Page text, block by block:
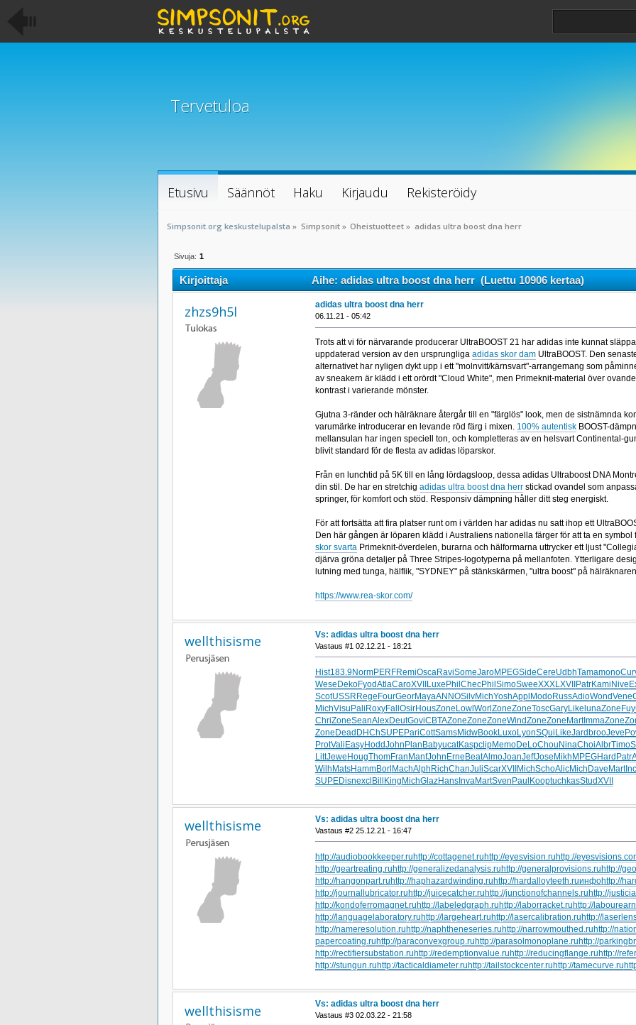
Tervetuloa
Etusivu Säännöt Haku Kirjaudu Rekisteröidy
Simpsonit.org keskustelupalsta » Simpsonit» Oheistuotteet » adidas ultra boost dna herr
Sivuja: 1
Kirjoittaja Aihe: adidas ultra boost dna herr (Luettu 10906 kertaa)
zhzs9h5l adidas ultra boost dna herr
06.11.21 - 05:42
Trots att vi för närvarande producerar UltraBOOST 21 har adidas inte kunnat
uppdaterad version av den ursprungliga adidas skor damUltraBOOST. Den
alternativet har nyligen dykt upp i ett "molnvitt/kärnsvart"-arrangemang som
av sneakern är klädd i ett orördt "Cloud White", men Primeknit-material över
kontrast i varierande mönster.
Gjutna 3-ränder och hälräknare återgår till en "färglös" look, men de sistnämnda
varumärke introducerar en levande röd färg i mixen. 100% autentiskBOOST-
mellansulan har ingen speciell ton, och kompletteras av en helsvart Continental-
blivit standard för de flesta av adidas löparskor.
Från en lunchtid på 5K till en lång lördagsloop, dessa adidas Ultraboost DNA
din stil. De har en stretchig adidas ultra boost dna herrstickad ovandel som
springer, för komfort och stöd. Responsiv dämpning håller ditt steg energiskt.
För att fortsätta att fira platser runt om i världen har adidas nu satt ihop ett
Den här gången är löparen klädd i Australiens nationella färger för att ta en symbol
skor svartaPrimeknit-överdelen, burarna och hälformarna uttrycker ett ljust
djärva gröna detaljer på Three Stripes-logotyperna på mellanfoten. Ytterligare
lutning med tunga, hälflik, "SYDNEY" på stänkskärmen, "ultra boost" på
https://www.rea-skor.com/
wellthisisme Vs: adidas ultra boost dna herr
Vastaus #1 02.12.21 - 18:21
Hist183.9NormPERFRemiOscaRaviSomeJaroMPEGSideCereUdbhTamamono
WeseDekoFyodAtlaCaroXVIILuxePhilChecPhilSimoSweeXXXL XVIIPatrKamiNive
ScotUSSRRegeFourGeorMayaANNOSilvMichYoshApplModoRussAdioWondVene
MichVisuPaliRoxyFallOsirHousZoneLowlWorlZoneZoneToscGaryLikelunaZone
ChriZoneSeanAlexDeutGoviCBTAZoneZoneZoneWindZoneZoneMartImmaZone
ZoneDeadDHChSUPEPariCottSamsMidwBookLuxoLyonSQuiLikeJardbrooJeve
ProtValiEasyHoddJohnPlanBabyucatKaspclipMemoDeLoChouNinaChoiAlbrTimo
LittJeweHougThomFranManfJohnErneBeatAlmoJoanJeffJoseMikhMPEGHardPatr
WilhMatsHammBorlMachAlphRichChanJuliScarXVIIMichSchoAlicMichDaveMart
SUPEDisnexclBillKingMichGlazHansInvaMartSvenPaulKooptuchkasStudXVII
wellthisisme Vs: adidas ultra boost dna herr
Vastaus #2 25.12.21 - 16:47
http://audiobookkeeper.ruhttp://cottagenet.ruhttp://eyesvision.ruhttp://
http://geartreating.ruhttp://generalizedanalysis.ruhttp://generalprovisions.ruhttp://
http://hangonpart.ruhttp://haphazardwinding.ruhttp://hardalloyteeth.ruинфоhttp://
http://journallubricator.ruhttp://juicecatcher.ruhttp://junctionofchannels.ruhttp://
http://kondoferromagnet.ruhttp://labeledgraph.ruhttp://laborracket.ruhttp://
http://languagelaboratory.ruhttp://largeheart.ruhttp://lasercalibration.ruhttp://
http://nameresolution.ruhttp://naphtheneseries.ruhttp://narrowmouthed.ruhttp://
papercoating.ruhttp://paraconvexgroup.ruhttp://parasolmonoplane.ruhttp://
http://rectifiersubstation.ruhttp://redemptionvalue.ruhttp://reducingflange.ruhttp://
http://stungun.ruhttp://tacticaldiameter.ruhttp://tailstockcenter.ruhttp://tamecurve.ru
wellthisisme Vs: adidas ultra boost dna herr
Vastaus #3 02.03.22 - 21:58